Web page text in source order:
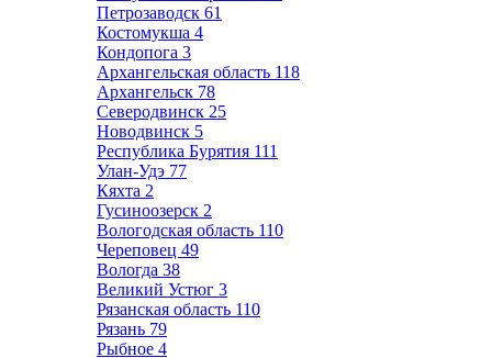
Петрозаводск 61
Костомукша 4
Кондопога 3
Архангельская область 118
Архангельск 78
Северодвинск 25
Новодвинск 5
Республика Бурятия 111
Улан-Удэ 77
Кяхта 2
Гусиноозерск 2
Вологодская область 110
Череповец 49
Вологда 38
Великий Устюг 3
Рязанская область 110
Рязань 79
Рыбное 4